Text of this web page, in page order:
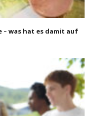
was hat es damit auf